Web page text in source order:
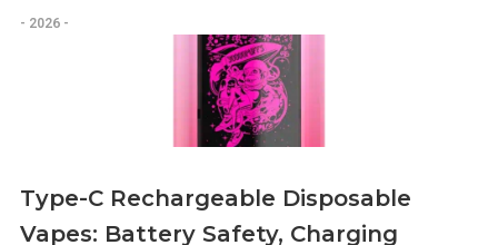
- 2026 -
Type-C Rechargeable Disposable
Vapes: Battery Safety, Charging